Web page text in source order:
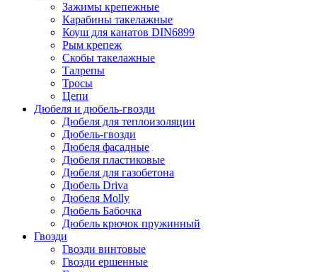
Зажимы крепежные
Карабины такелажные
Коуш для канатов DIN6899
Рым крепеж
Скобы такелажные
Талрепы
Тросы
Цепи
Дюбеля и дюбель-гвозди
Дюбеля для теплоизоляции
Дюбель-гвозди
Дюбеля фасадные
Дюбеля пластиковые
Дюбеля для газобетона
Дюбель Driva
Дюбеля Molly
Дюбель Бабочка
Дюбель крючок пружинный
Гвозди
Гвозди винтовые
Гвозди ершенные